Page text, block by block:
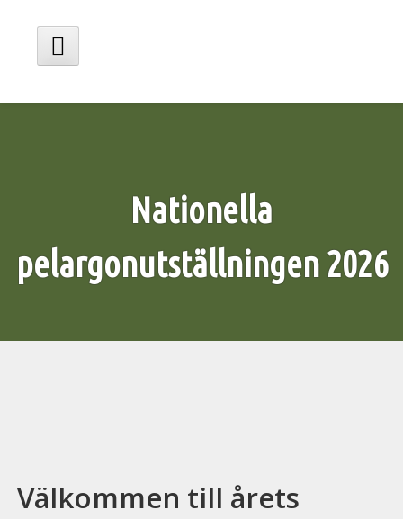
innehåll
Huvudmeny
Nationella
pelargonutställningen 2026
Välkommen till årets